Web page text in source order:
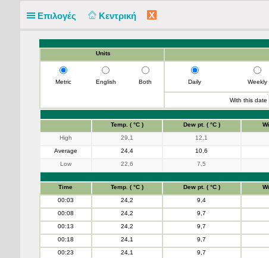
Επιλογές Κεντρική X